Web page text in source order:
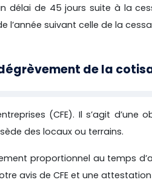
délai de 45 jours suite à la
suivant celle de la
de la
(CFE). Il s’agit d’une
des locaux ou terrains.
proportionnel au temps
avis de CFE et une